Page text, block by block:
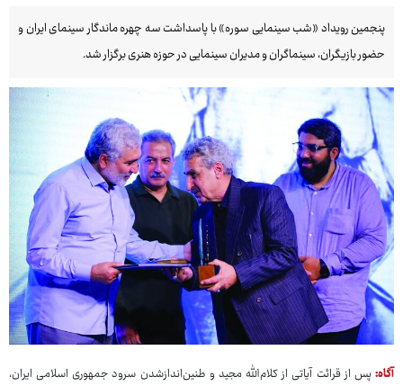
پنجمین رویداد «شب سینمایی سوره» با پاسداشت سه چهره ماندگار سینمای ایران و
حضور بازیگران، سینماگران و مدیران سینمایی در حوزه هنری برگزار شد.
آگاه:پس از قرائت آیاتی از کلام‌الله مجید و طنین‌اندازشدن سرود جمهوری اسلامی ایران،